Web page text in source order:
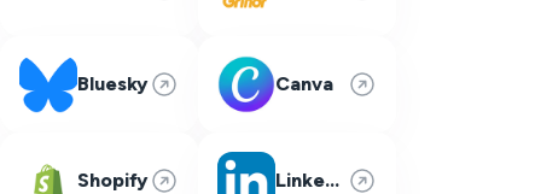
Bluesky Canva
Shopify LinkedIn